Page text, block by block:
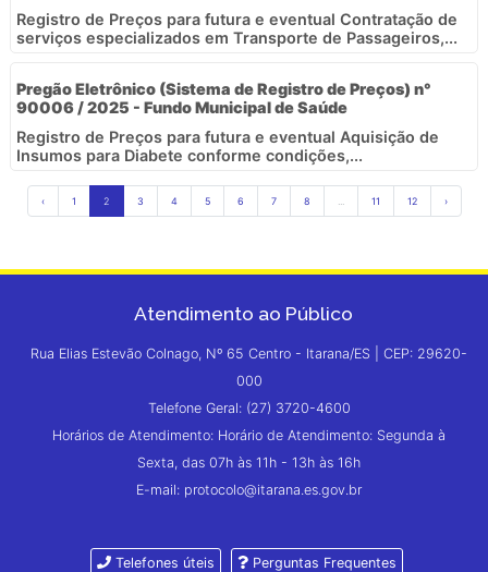
Registro de Preços para futura e eventual Contratação de
serviços especializados em Transporte de Passageiros,...
Pregão Eletrônico (Sistema de Registro de Preços) n°
90006 / 2025 - Fundo Municipal de Saúde
Registro de Preços para futura e eventual Aquisição de
Insumos para Diabete conforme condições,...
‹ 1 2 3 4 5 6 7 8 11 12 ›
Atendimento ao Público
Rua Elias Estevão Colnago, Nº 65 Centro - Itarana/ES | CEP: 29620-
000
Telefone Geral: (27) 3720-4600
Horários de Atendimento: Horário de Atendimento: Segunda à
Sexta, das 07h às 11h - 13h às 16h
E-mail: protocolo@itarana.es.gov.br
Telefones úteis Perguntas Frequentes